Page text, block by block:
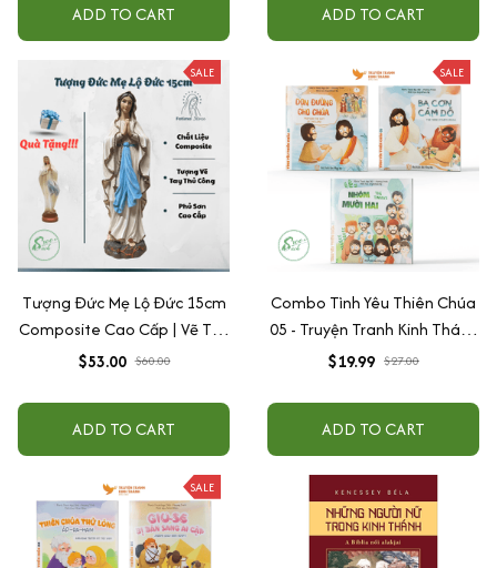
ADD TO CART ADD TO CART
SALE
Tượng Đức Mẹ Lộ Đức 15cm
Composite Cao Cấp | Vẽ Tay
Tỉ Mỉ – Sơn Bền Màu, Tượng
$53.00 $60.00
ADD TO CART
SALE
Combo Tình Yêu Thiên Chúa
05 - Truyện Tranh Kinh Thánh
Song Ngữ
$19.99 $27.00
ADD TO CART
SALE